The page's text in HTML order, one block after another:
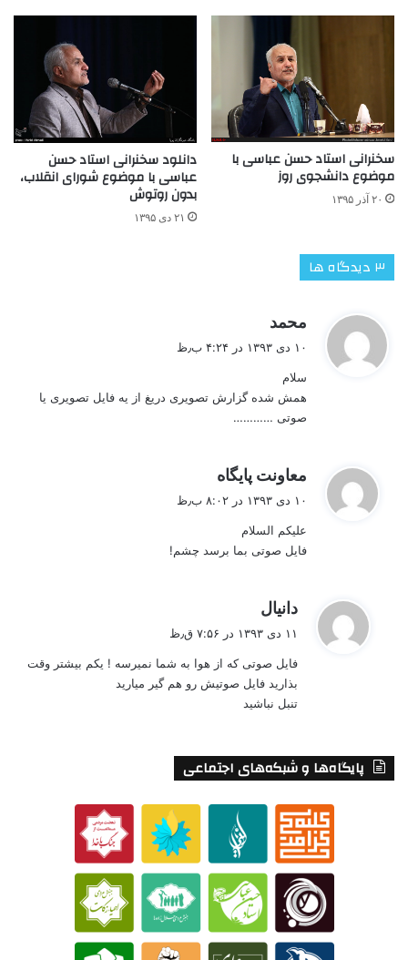
سخنرانی استاد حسن عباسی با
موضوع دانشجوی روز
۲۰ آذر ۱۳۹۵
دانلود سخنرانی استاد حسن
عباسی با موضوع شورای انقلاب،
بدون روتوش
۲۱ دی ۱۳۹۵
‫۳ دیدگاه ها
محمد
۱۰ دی ۱۳۹۳ در ۴:۲۴ ب٫ظ
سلام
همش شده گزارش تصویری دریغ از یه فایل تصویری یا
صوتی …………
معاونت پایگاه
۱۰ دی ۱۳۹۳ در ۸:۰۲ ب٫ظ
علیکم السلام
فایل صوتی بما برسد چشم!
دانیال
:
۱۱ دی ۱۳۹۳ در ۷:۵۶ ق٫ظ
فایل صوتی که از هوا به شما نمیرسه ! یکم بیشتر وقت
بذارید فایل صوتیش رو هم گیر میارید
تنبل نباشید
پایگاه‌ها و شبکه‌های اجتماعی